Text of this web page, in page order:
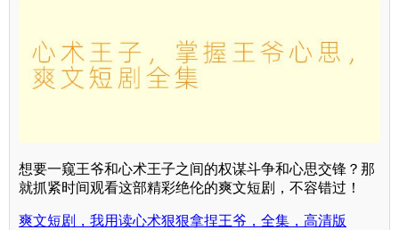
想要一窥王爷和心术王子之间的权谋斗争和心思交锋？那
就抓紧时间观看这部精彩绝伦的爽文短剧，不容错过！
爽文短剧，我用读心术狠狠拿捏王爷，全集，高清版